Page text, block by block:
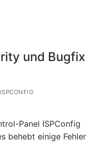
und Bugfix
ISPCONFIG
Panel ISPConfig
behebt einige Fehler